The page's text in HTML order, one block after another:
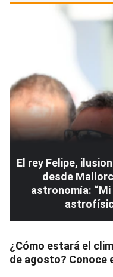
El rey Felipe,
desde
astronomía:
¿Cómo estará el
de agosto? Conoce